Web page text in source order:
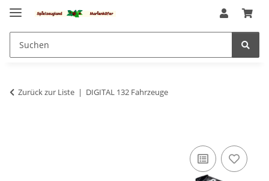
Zurück zur Liste DIGITAL 132 Fahrzeuge